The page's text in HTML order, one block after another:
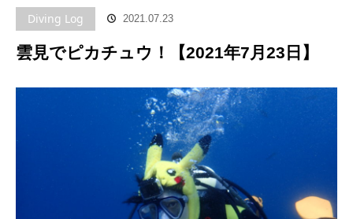
Diving Log 2021.07.23
雲見でピカチュウ！【2021年7月23日】